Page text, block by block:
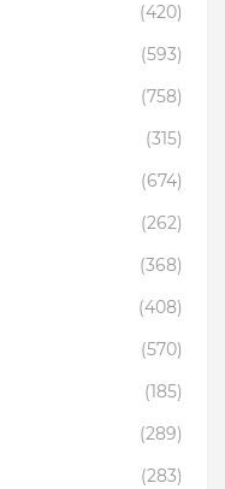
(420)
(593)
(758)
(315)
(674)
(262)
(368)
(408)
(570)
(185)
(289)
(283)